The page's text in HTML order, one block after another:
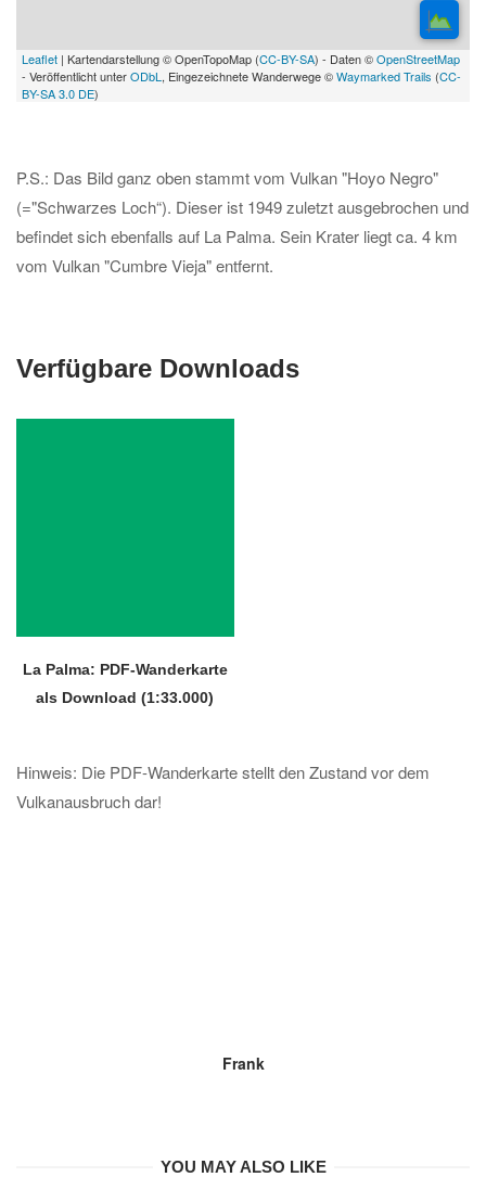
Leaflet | Kartendarstellung © OpenTopoMap (CC-BY-SA) - Daten ©OpenStreetMap
- Veröffentlicht unterODbL , Eingezeichnete Wanderwege ©Waymarked Trails (CC-
BY-SA 3.0 DE)
P.S.: Das Bild ganz oben stammt vom Vulkan "Hoyo Negro"
(="Schwarzes Loch“). Dieser ist 1949 zuletzt ausgebrochen und
befindet sich ebenfalls auf La Palma. Sein Krater liegt ca. 4 km
vom Vulkan "Cumbre Vieja" entfernt.
Verfügbare Downloads
La Palma: PDF-Wanderkarte
als Download (1:33.000)
Hinweis: Die PDF-Wanderkarte stellt den Zustand vor dem
Vulkanausbruch dar!
Frank
YOU MAY ALSO LIKE